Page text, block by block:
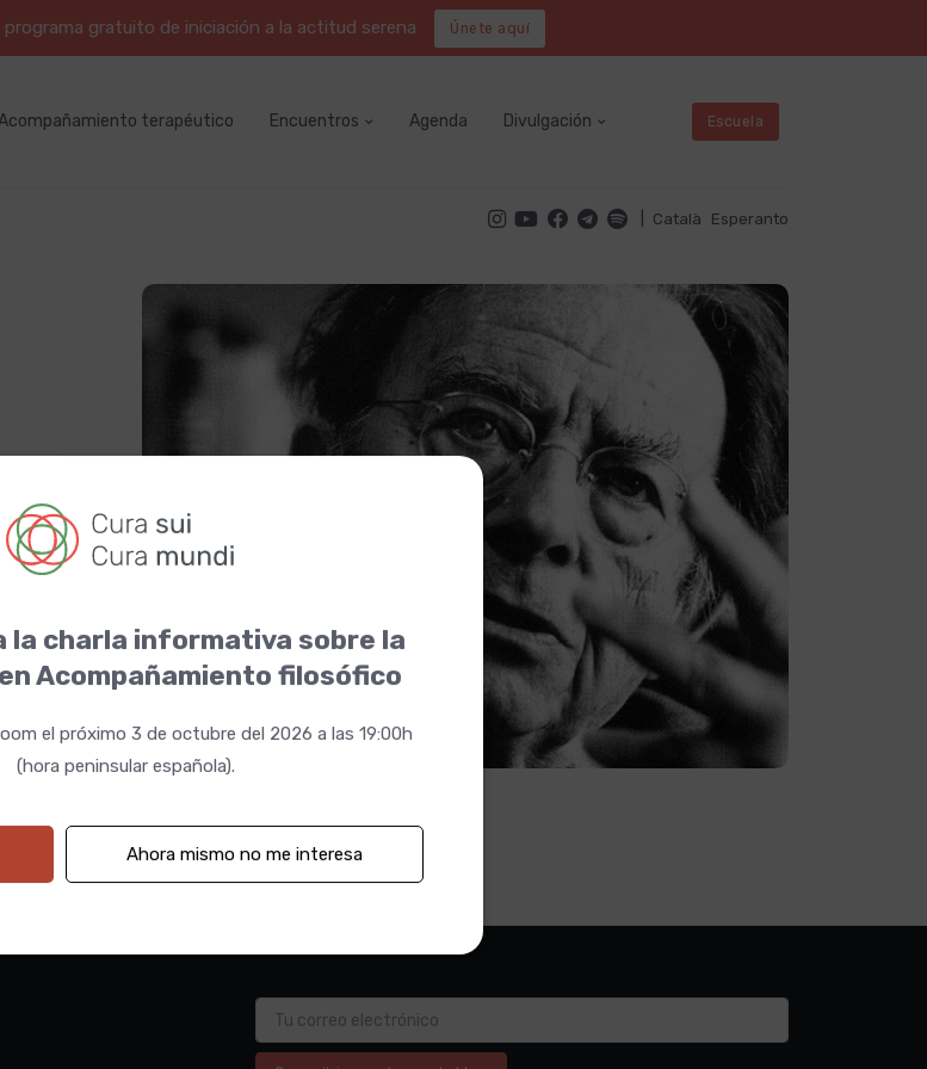
programa gratuito de iniciación a la actitud serena Únete aquí
terapéutico Encuentros Agenda Divulgación Escuela
Català Esperanto
la charla informativa sobre la
Acompañamiento filosófico
el próximo 3 de octubre del 2026 a las 19:00h
(hora peninsular española).
Ahora mismo no me interesa